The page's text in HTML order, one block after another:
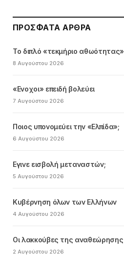
ΠΡΌΣΦΑΤΑ ΆΡΘΡΑ
Το διπλό «τεκμήριο αθωότητας»
8 Αυγούστου 2026
«Ενοχοι» επειδή βολεύει
7 Αυγούστου 2026
Ποιος υπονομεύει την «Ελπίδα»;
6 Αυγούστου 2026
Εγινε εισβολή μεταναστών;
5 Αυγούστου 2026
Κυβέρνηση όλων των Ελλήνων
4 Αυγούστου 2026
Οι λακκούβες της αναθεώρησης
2 Αυγούστου 2026